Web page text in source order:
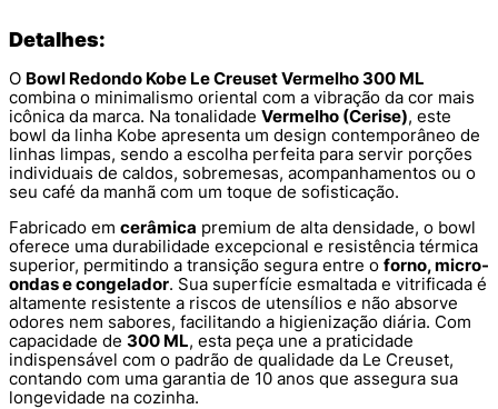
Detalhes:
O Bowl Redondo Kobe Le Creuset Vermelho 300 ML
combina o minimalismo oriental com a vibração da cor mais
icônica da marca. Na tonalidade Vermelho (Cerise), este
bowl da linha Kobe apresenta um design contemporâneo de
linhas limpas, sendo a escolha perfeita para servir porções
individuais de caldos, sobremesas, acompanhamentos ou o
seu café da manhã com um toque de sofisticação.
Fabricado em cerâmica premium de alta densidade, o bowl
oferece uma durabilidade excepcional e resistência térmica
superior, permitindo a transição segura entre o forno, micro-
ondas e congelador. Sua superfície esmaltada e vitrificada é
altamente resistente a riscos de utensílios e não absorve
odores nem sabores, facilitando a higienização diária. Com
capacidade de 300 ML, esta peça une a praticidade
indispensável com o padrão de qualidade da Le Creuset,
contando com uma garantia de 10 anos que assegura sua
longevidade na cozinha.